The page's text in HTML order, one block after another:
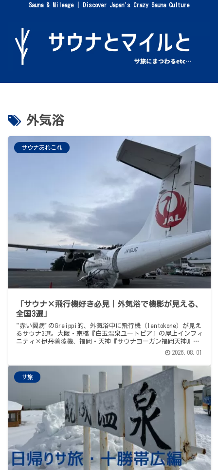
Sauna & Mileage | Discover Japan's Crazy Sauna Culture
外気浴
サウナあれこれ
「サウナ×飛行機好き必見｜外気浴で機影が見える、
全国3選」
"赤い翼病"のGreippi的、外気浴中に飛行機（lentokone）が見え
るサウナ3選。大阪・京橋『白玉温泉ユートピア』の屋上インフィ
ニティ×伊丹着陸機、福岡・天神『サウナヨーガン福岡天神』の
広大な屋上×A350機種判別ができるほど近い機影、そして横綱
級・沖縄『琉球温泉 龍神の湯』（瀬長島ホテル内）の那覇空港着
発の国際線カラフル機体まで。サウナと飛行機、この2つが好きな
方の、うれしい交差点を、地理的にもバランスよく3軒。
2026.08.01
サ旅